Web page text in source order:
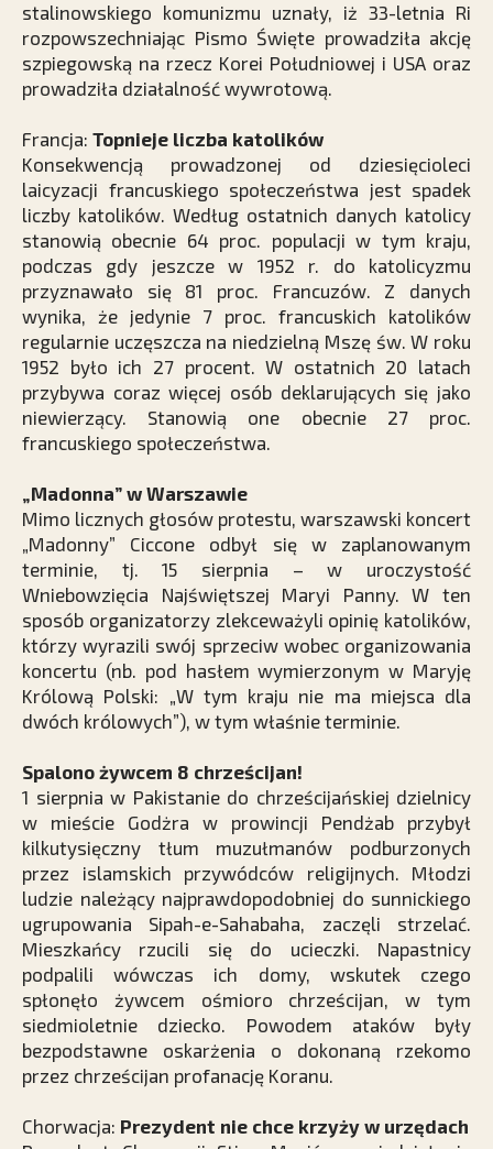
stalinowskiego komunizmu uznały, iż 33-letnia Ri
rozpowszechniając Pismo Święte prowadziła akcję
szpiegowską na rzecz Korei Południowej i USA oraz
prowadziła działalność wywrotową.
Francja: Topnieje liczba katolików
Konsekwencją prowadzonej od dziesięcioleci
laicyzacji francuskiego społeczeństwa jest spadek
liczby katolików. Według ostatnich danych katolicy
stanowią obecnie 64 proc. populacji w tym kraju,
podczas gdy jeszcze w 1952 r. do katolicyzmu
przyznawało się 81 proc. Francuzów. Z danych
wynika, że jedynie 7 proc. francuskich katolików
regularnie uczęszcza na niedzielną Mszę św. W roku
1952 było ich 27 procent. W ostatnich 20 latach
przybywa coraz więcej osób deklarujących się jako
niewierzący. Stanowią one obecnie 27 proc.
francuskiego społeczeństwa.
„Madonna” w Warszawie
Mimo licznych głosów protestu, warszawski koncert
„Madonny” Ciccone odbył się w zaplanowanym
terminie, tj. 15 sierpnia – w uroczystość
Wniebowzięcia Najświętszej Maryi Panny. W ten
sposób organizatorzy zlekceważyli opinię katolików,
którzy wyrazili swój sprzeciw wobec organizowania
koncertu (nb. pod hasłem wymierzonym w Maryję
Królową Polski: „W tym kraju nie ma miejsca dla
dwóch królowych”), w tym właśnie terminie.
Spalono żywcem 8 chrześcijan!
1 sierpnia w Pakistanie do chrześcijańskiej dzielnicy
w mieście Godżra w prowincji Pendżab przybył
kilkutysięczny tłum muzułmanów podburzonych
przez islamskich przywódców religijnych. Młodzi
ludzie należący najprawdopodobniej do sunnickiego
ugrupowania Sipah-e-Sahabaha, zaczęli strzelać.
Mieszkańcy rzucili się do ucieczki. Napastnicy
podpalili wówczas ich domy, wskutek czego
spłonęło żywcem ośmioro chrześcijan, w tym
siedmioletnie dziecko. Powodem ataków były
bezpodstawne oskarżenia o dokonaną rzekomo
przez chrześcijan profanację Koranu.
Chorwacja: Prezydent nie chce krzyży w urzędach